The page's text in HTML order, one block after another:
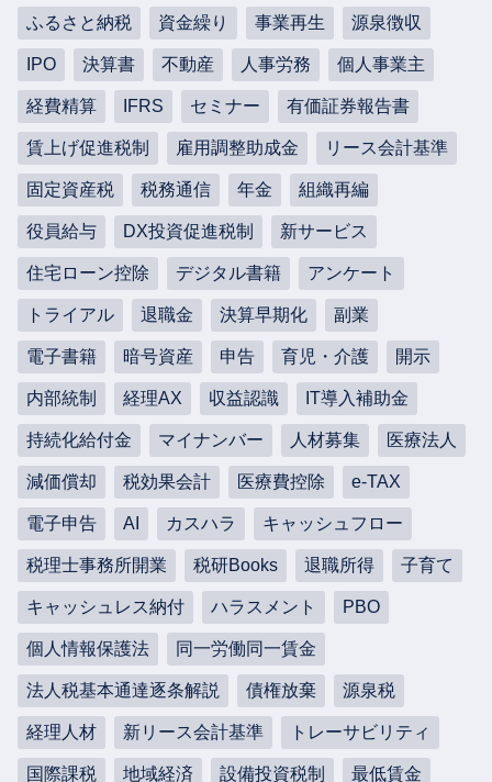
ふるさと納税 資金繰り 事業再生 源泉徴収
IPO 決算書 不動産 人事労務 個人事業主
経費精算 IFRS セミナー 有価証券報告書
賃上げ促進税制 雇用調整助成金 リース会計基準
固定資産税 税務通信 年金 組織再編
役員給与 DX投資促進税制 新サービス
住宅ローン控除 デジタル書籍 アンケート
トライアル 退職金 決算早期化 副業
電子書籍 暗号資産 申告 育児・介護 開示
内部統制 経理AX 収益認識 IT導入補助金
持続化給付金 マイナンバー 人材募集 医療法人
減価償却 税効果会計 医療費控除 e-TAX
電子申告 AI カスハラ キャッシュフロー
税理士事務所開業 税研Books 退職所得 子育て
キャッシュレス納付 ハラスメント PBO
個人情報保護法 同一労働同一賃金
法人税基本通達逐条解説 債権放棄 源泉税
経理人材 新リース会計基準 トレーサビリティ
国際課税 地域経済 設備投資税制 最低賃金